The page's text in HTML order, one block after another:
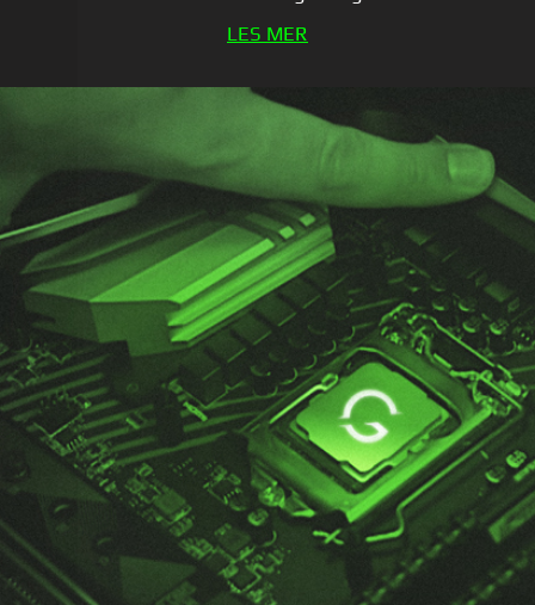
LES MER